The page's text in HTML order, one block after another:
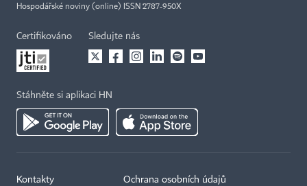
Hospodářské noviny (online) ISSN 2787-950X
Certifikováno Sledujte nás
Stáhněte si aplikaci HN
Kontakty Ochrana osobních údajů